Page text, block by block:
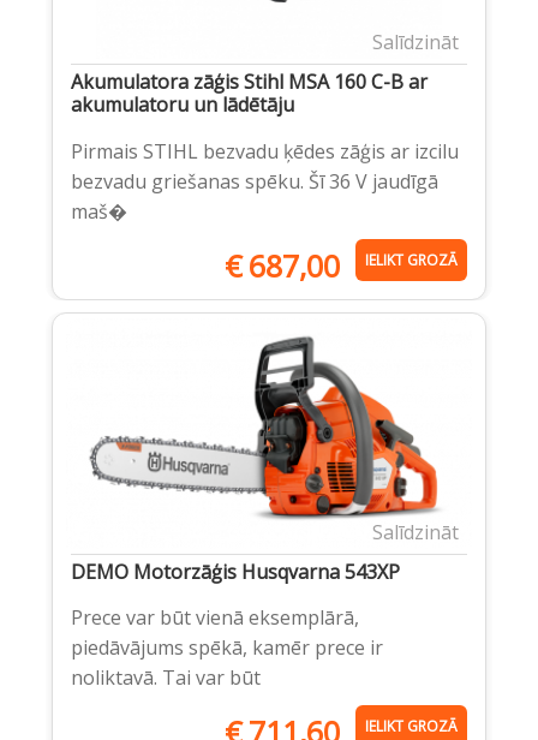
Salīdzināt
Akumulatora zāģis Stihl MSA 160 C-B ar
akumulatoru un lādētāju
Pirmais STIHL bezvadu ķēdes zāģis ar izcilu
bezvadu griešanas spēku. Šī 36 V jaudīgā
maš�
€687,00 IELIKT GROZĀ
Salīdzināt
DEMO Motorzāģis Husqvarna 543XP
Prece var būt vienā eksemplārā,
piedāvājums spēkā, kamēr prece ir
noliktavā. Tai var būt
IELIKT GROZĀ